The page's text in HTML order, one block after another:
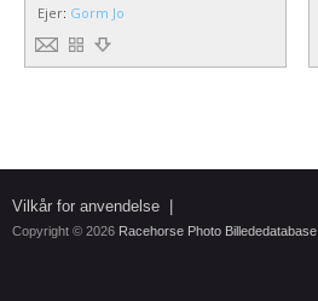
Ejer: Gorm Jo
Vilkår for anvendelse
Copyright © 2026 Racehorse Photo Billededatabase